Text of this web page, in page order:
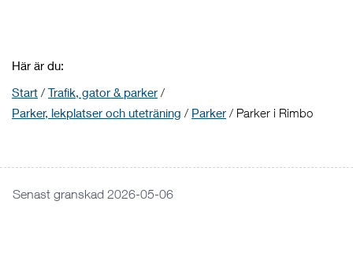
Här är du:
Start / Trafik, gator & parker /
Parker, lekplatser och uteträning / Parker / Parker i Rimbo
Senast granskad 2026-05-06